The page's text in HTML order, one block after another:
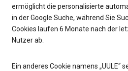
ermöglicht die personalisierte
in der Google Suche, während Sie
Cookies laufen 6 Monate nach der
Nutzer ab.
Ein anderes Cookie namens „UULE“